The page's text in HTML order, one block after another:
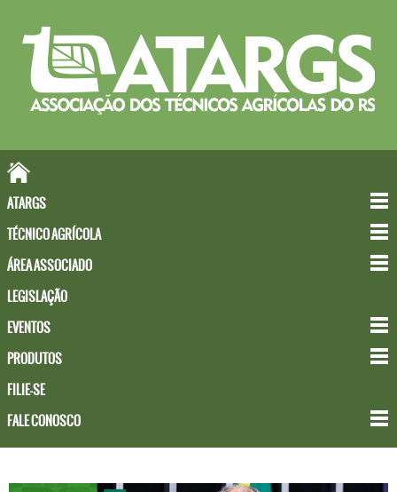
ATARGS
TÉCNICO AGRÍCOLA
ÁREA ASSOCIADO
LEGISLAÇÃO
EVENTOS
PRODUTOS
FILIE-SE
FALE CONOSCO